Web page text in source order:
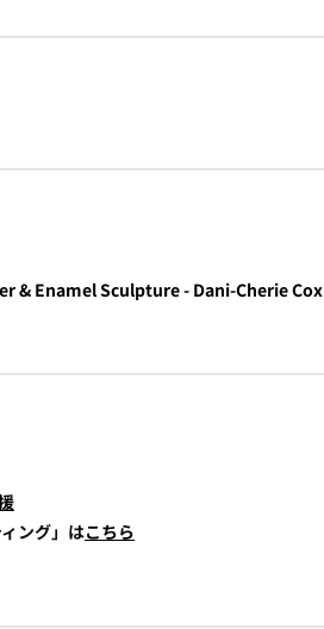
& Enamel Sculpture - Dani-Cherie Cox
ング」はこちら